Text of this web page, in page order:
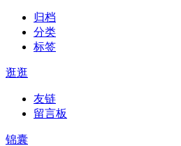
归档
分类
标签
逛逛
友链
留言板
锦囊